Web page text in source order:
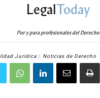
LegalToday
Por y para profesionales del Derecho
Jurídica Noticias de Derecho